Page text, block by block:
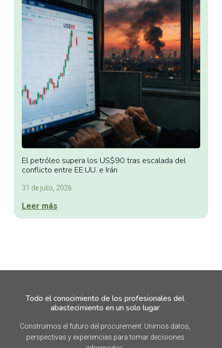
El petróleo supera los US$90 tras escalada del
conflicto entre EE.UU. e Irán
31 de julio, 2026
Leer más
Todo el conocimiento de los profesionales del
abastecimiento en un solo lugar
Construimos el futuro del procurement. Unimos datos,
perspectivas y experiencias para tomar decisiones